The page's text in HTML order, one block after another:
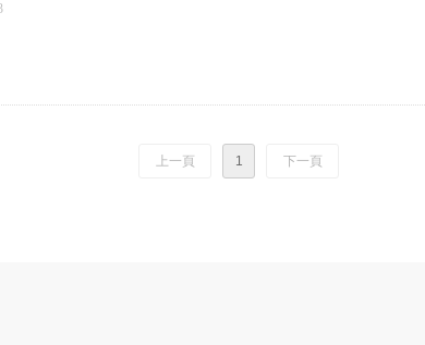
上一頁 1 下一頁